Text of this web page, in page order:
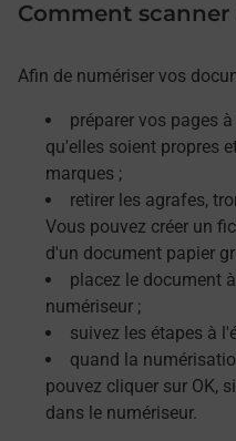
Comment scanner
Afin de numériser vos
préparer vos pages
qu'elles soient propres
marques ;
retirer les agrafes,
Vous pouvez créer un
d'un document papier
placez le document
numériseur ;
suivez les étapes à
quand la
pouvez cliquer sur OK,
dans le numériseur.